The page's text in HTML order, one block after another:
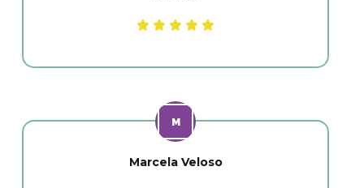
Marcela Veloso